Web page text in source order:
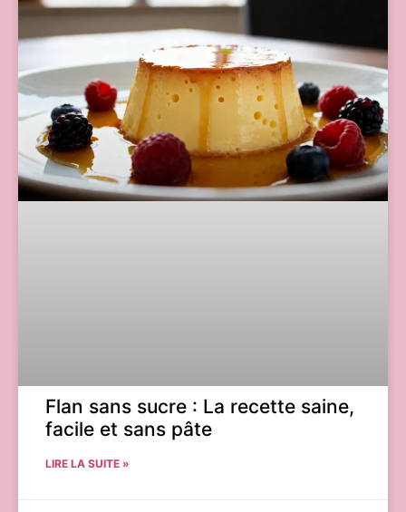
Flan sans sucre : La recette saine,
facile et sans pâte
LIRE LA SUITE »